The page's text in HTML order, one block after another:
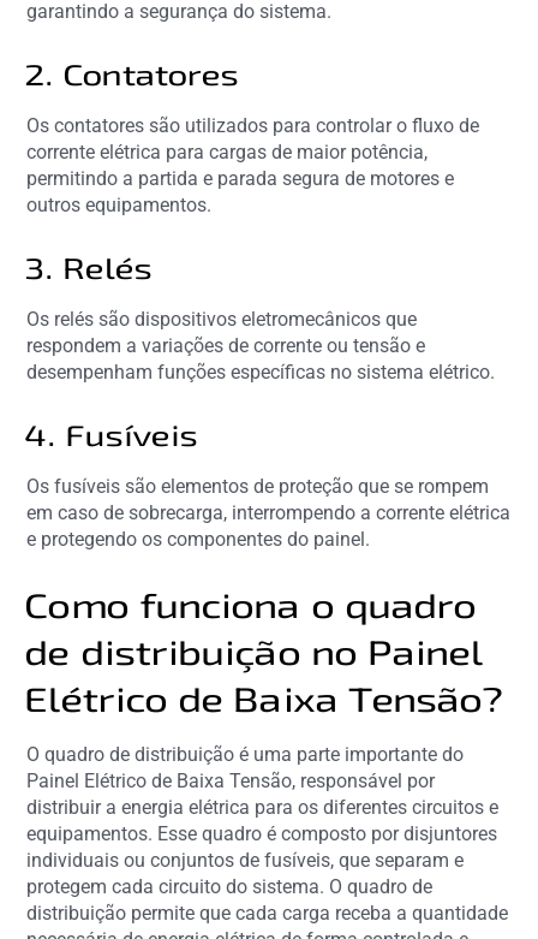
garantindo a segurança do sistema.
2. Contatores
Os contatores são utilizados para controlar o fluxo de
corrente elétrica para cargas de maior potência,
permitindo a partida e parada segura de motores e
outros equipamentos.
3. Relés
Os relés são dispositivos eletromecânicos que
respondem a variações de corrente ou tensão e
desempenham funções específicas no sistema elétrico.
4. Fusíveis
Os fusíveis são elementos de proteção que se rompem
em caso de sobrecarga, interrompendo a corrente elétrica
e protegendo os componentes do painel.
Como funciona o quadro
de distribuição no Painel
Elétrico de Baixa Tensão?
O quadro de distribuição é uma parte importante do
Painel Elétrico de Baixa Tensão, responsável por
distribuir a energia elétrica para os diferentes circuitos e
equipamentos. Esse quadro é composto por disjuntores
individuais ou conjuntos de fusíveis, que separam e
protegem cada circuito do sistema. O quadro de
distribuição permite que cada carga receba a quantidade